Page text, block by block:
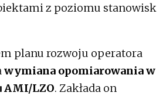
z poziomu stanowisk
planu rozwoju operatora
wymiana opomiarowania w
AMI/LZO. Zakłada on